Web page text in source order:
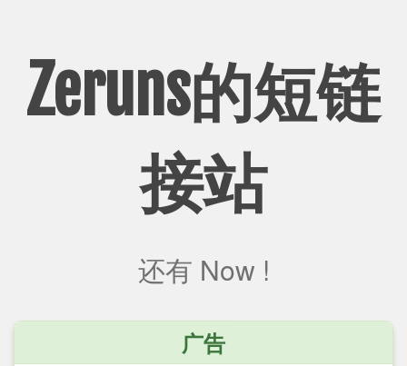
Zeruns的短链
接站
还有 Now !
广告